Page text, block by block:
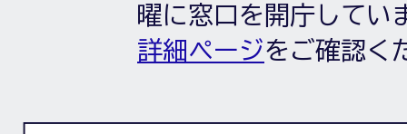
曜に窓口を開庁してい
詳細ページをご確認く